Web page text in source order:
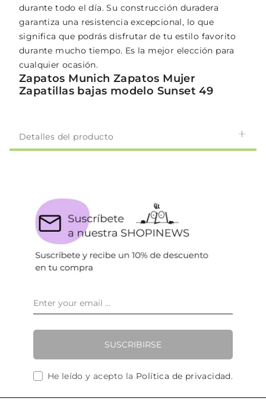
durante todo el día. Su construcción duradera
garantiza una resistencia excepcional, lo que
significa que podrás disfrutar de tu estilo favorito
durante mucho tiempo. Es la mejor elección para
cualquier ocasión.
Zapatos Munich Zapatos Mujer
Zapatillas bajas modelo Sunset 49
Detalles del producto
SUSCRIBIRSE
He leído y acepto la Política de privacidad.